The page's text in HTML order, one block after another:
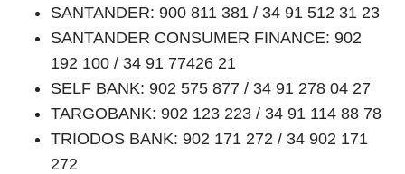
SANTANDER: 900 811 381 / 34 91 512 31 23
SANTANDER CONSUMER FINANCE: 902
192 100 / 34 91 77426 21
SELF BANK: 902 575 877 / 34 91 278 04 27
TARGOBANK: 902 123 223 / 34 91 114 88 78
TRIODOS BANK: 902 171 272 / 34 902 171
272